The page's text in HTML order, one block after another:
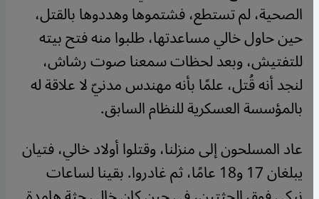
الصحية، لم تستطع، فشتموها وهددوها بالقتل،
حين حاول خالي مساعدتها، طلبوا منه فتح بيته
للتفتيش، وبعد لحظات سمعنا صوت رشاش،
لنجد أنه قُتل، علمًا بأنه مهندس مدنيّ لا علاقة له
بالمؤسسة العسكرية للنظام السابق.
عاد المسلحون إلى منزلنا، وقتلوا أولاد خالي، فتيان
يبلغان 17 و18 عامًا، ثم غادروا. بقينا لساعات